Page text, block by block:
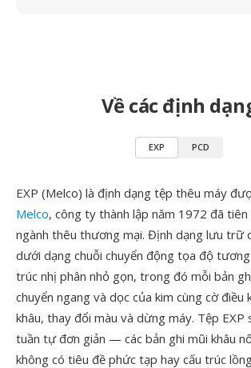
Về các định
EXP PCD
EXP (Melco) là định dạng tệp thêu máy
Melco, công ty thành lập năm 1972 đã
ngành thêu thương mại. Định dạng lưu trữ
dưới dạng chuỗi chuyển động tọa độ
trúc nhị phân nhỏ gọn, trong đó mỗi bản
chuyển ngang và dọc của kim cùng cờ điều
khâu, thay đổi màu và dừng máy. Tệp
tuần tự đơn giản — các bản ghi mũi khâu
không có tiêu đề phức tạp hay cấu trúc